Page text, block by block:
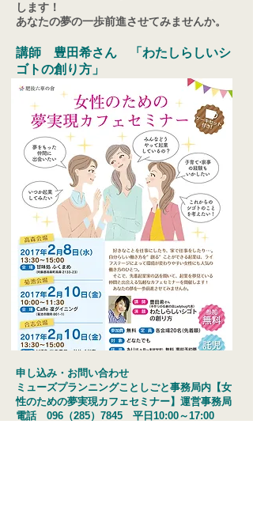
します！
​あなたの夢の一歩前進させてみませんか。
講師 豊田希さん 「わたしらしいシ
ゴトの創り方」
申し込み・お問い合わせ
ミューズプランニングことしごと事務局内【女
性のための夢実現カフェセミナー】運営事務局
​電話 096（285）7845 平日10:00～17:00